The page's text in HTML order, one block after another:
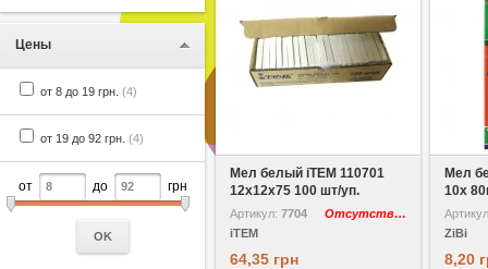
Цены
от 8 до 19 грн. (4)
от 19 до 92 грн. (4)
от до грн
OK
Мел белый iTEM 110701
12x12x75 100 шт/уп.
Артикул: 7704
Отсутствует
iTEM
64,35 грн
В
Мел
10х
ZiBi
8,20